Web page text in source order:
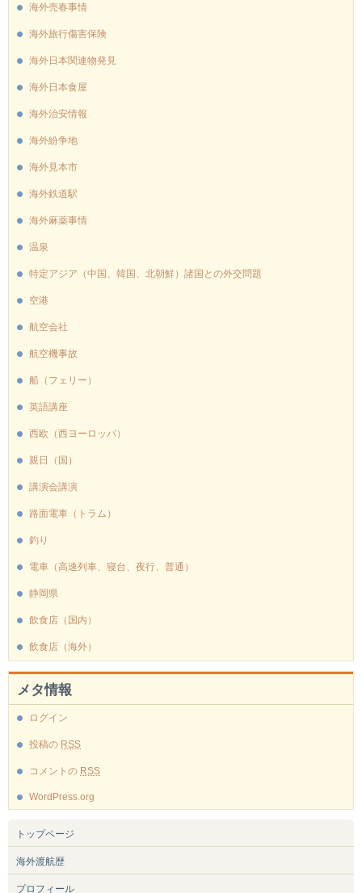
海外売春事情
海外旅行傷害保険
海外日本関連物発見
海外日本食屋
海外治安情報
海外紛争地
海外見本市
海外鉄道駅
海外麻薬事情
温泉
特定アジア（中国、韓国、北朝鮮）諸国との外交問題
空港
航空会社
航空機事故
船（フェリー）
英語講座
西欧（西ヨーロッパ）
親日（国）
講演会講演
路面電車（トラム）
釣り
電車（高速列車、寝台、夜行、普通）
静岡県
飲食店（国内）
飲食店（海外）
メタ情報
ログイン
投稿の RSS
コメントの RSS
WordPress.org
トップページ
海外渡航歴
プロフィール